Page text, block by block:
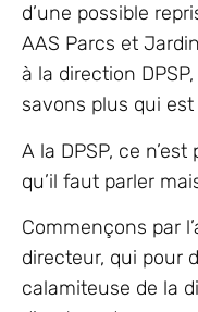
d’une possible
AAS Parcs et
à la direction
savons plus qui
A la DPSP, ce n’est
qu’il faut parler
Commençons par
directeur, qui pour
calamiteuse de la